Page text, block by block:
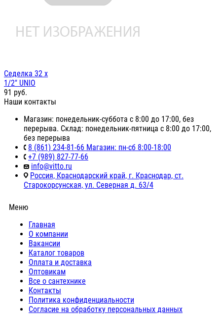
Седелка 32 х
1/2" UNIO
91 руб.
Наши контакты
Магазин: понедельник-суббота с 8:00 до 17:00, без
перерыва. Склад: понедельник-пятница с 8:00 до 17:00,
без перерыва
8 (861) 234-81-66 Магазин: пн-сб 8:00-18:00
+7 (989) 827-77-66
info@vitto.ru
Россия, Краснодарский край, г. Краснодар, ст.
Старокорсунская, ул. Северная д. 63/4
Меню
Главная
О компании
Вакансии
Каталог товаров
Оплата и доставка
Оптовикам
Все о сантехнике
Контакты
Политика конфиденциальности
Согласие на обработку персональных данных